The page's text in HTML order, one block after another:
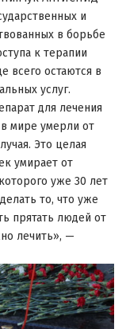
и
в борьбе
к терапии
всего остаются в
услуг.
для лечения
мире умерли от
Это целая
умирает от
уже 30 лет
то, что уже
прятать людей от
лечить», —